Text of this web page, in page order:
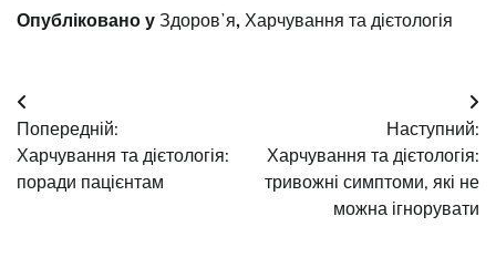
Опубліковано у Здоровʼя, Харчування та дієтологія
Навігація
записів
Попередній:
Харчування та дієтологія:
поради пацієнтам
Наступний:
Харчування та дієтологія:
тривожні симптоми, які не
можна ігнорувати